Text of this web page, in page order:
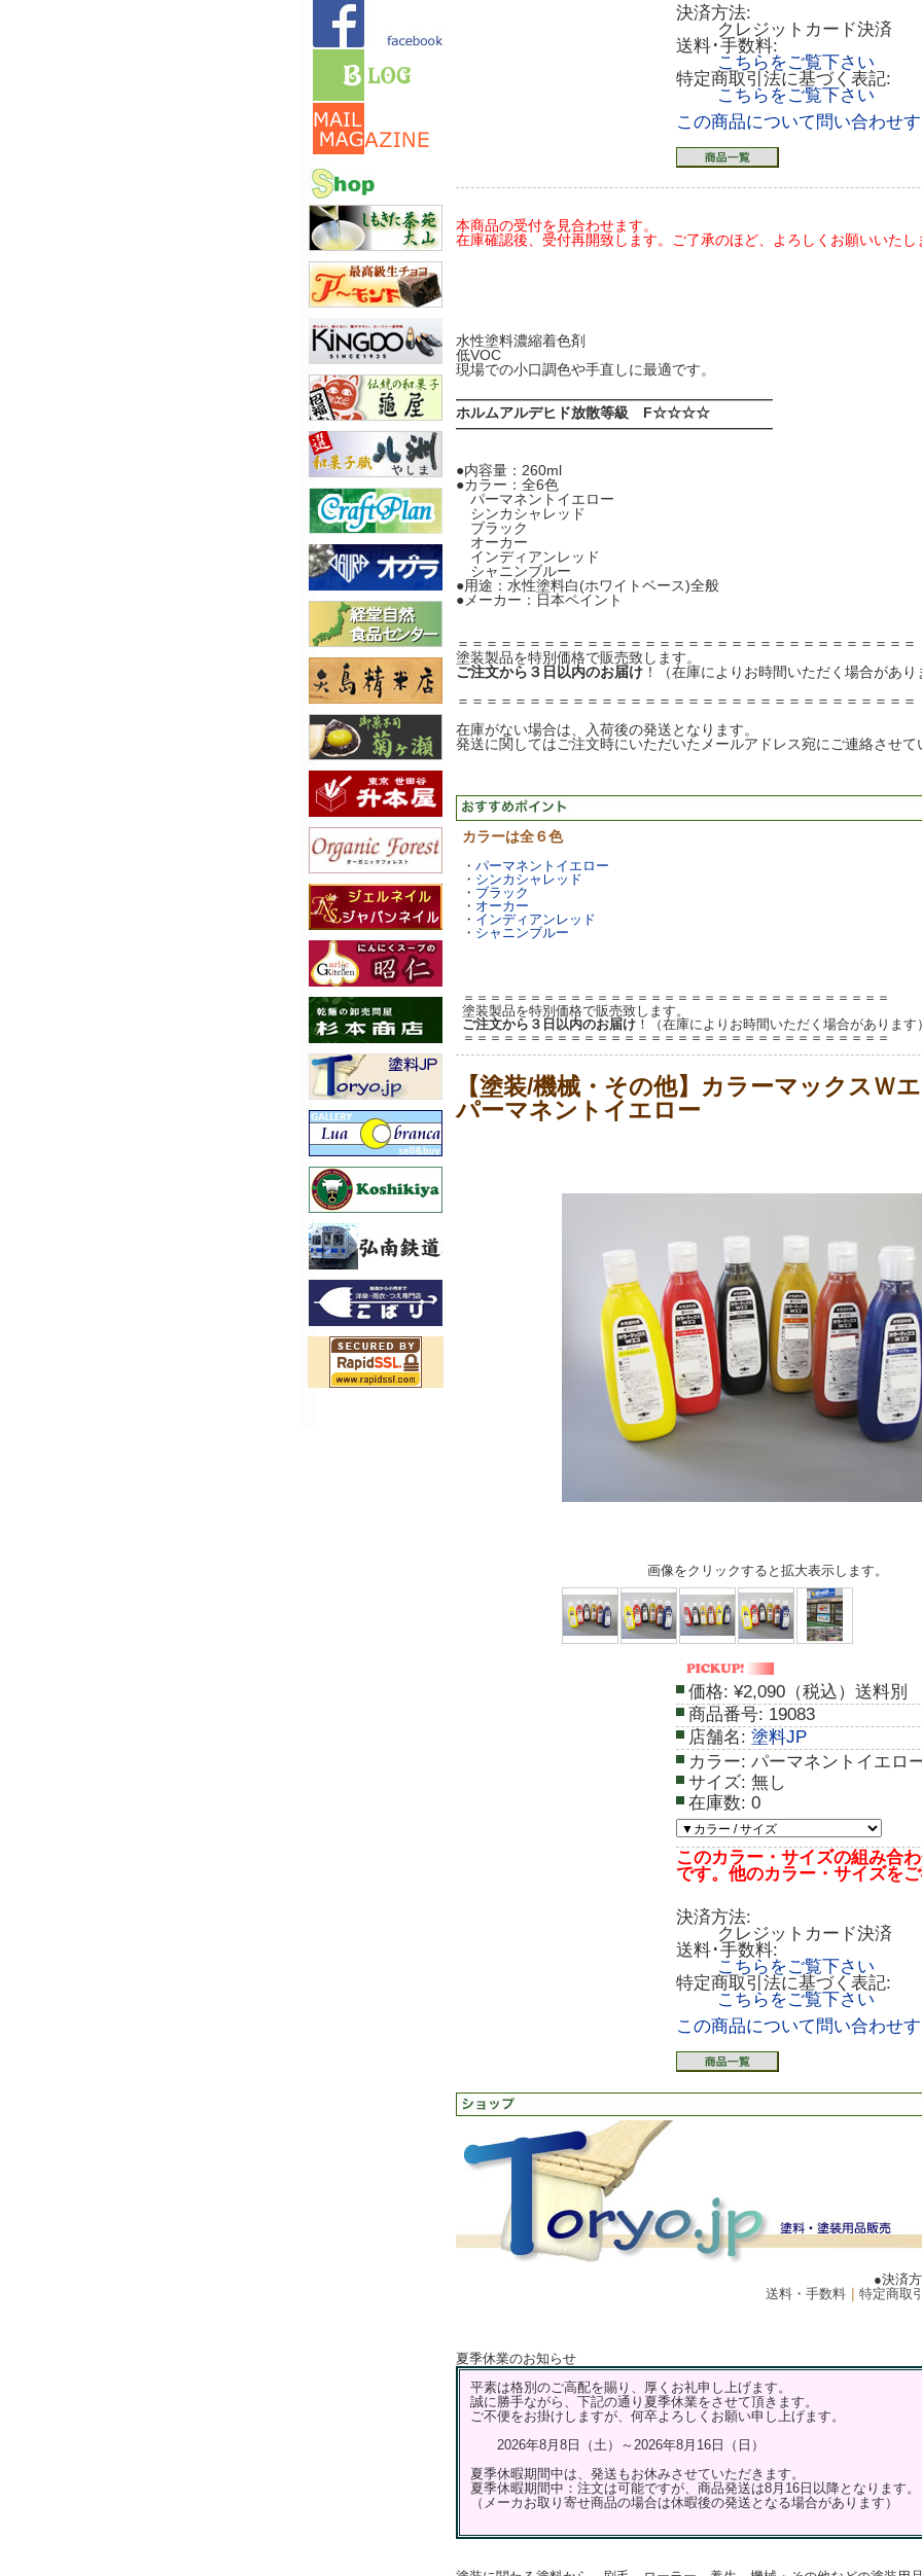
決済方法:
クレジットカード決済
送料･手数料:
こちらをご覧下さい
特定商取引法に基づく表記:
こちらをご覧下さい
この商品について問い合わせ
本商品の受付を見合わせます。
在庫確認後、受付再開致します。ご了承のほど、よろしくお願いいた
水性塗料濃縮着色剤
低VOC
現場での小口調色や手直しに最適です。
――――――――――――――――――――――
ホルムアルデヒド放散等級 F☆☆☆☆
――――――――――――――――――――――
●内容量：260ml
●カラー：全6色
パーマネントイエロー
シンカシャレッド
ブラック
オーカー
インディアンレッド
シャニンブルー
●用途：水性塗料白(ホワイトベース)全般
●メーカー：日本ペイント
＝＝＝＝＝＝＝＝＝＝＝＝＝＝＝＝＝＝＝＝＝＝＝＝＝＝＝＝＝＝＝＝
塗装製品を特別価格で販売致します。
ご注文から３日以内のお届け！（在庫によりお時間いただく場合があり
＝＝＝＝＝＝＝＝＝＝＝＝＝＝＝＝＝＝＝＝＝＝＝＝＝＝＝＝＝＝＝＝
在庫がない場合は、入荷後の発送となります。
発送に関してはご注文時にいただいたメールアドレス宛にご連絡させて
カラーは全６色
・ パーマネントイエロー
・ シンカシャレッド
・ ブラック
・ オーカー
・ インディアンレッド
・ シャニンブルー
＝＝＝＝＝＝＝＝＝＝＝＝＝＝＝＝＝＝＝＝＝＝＝＝＝＝＝＝＝＝＝＝
塗装製品を特別価格で販売致します。
ご注文から３日以内のお届け！（在庫によりお時間いただく場合があります
＝＝＝＝＝＝＝＝＝＝＝＝＝＝＝＝＝＝＝＝＝＝＝＝＝＝＝＝＝＝＝＝
【塗装/機械・その他】カラーマックス
パーマネントイエロー
画像をクリックすると拡大表示します。
価格: ¥2,090（税込）送料別
商品番号: 19083
店舗名: 塗料JP
カラー: パーマネントイエロ
サイズ: 無し
在庫数: 0
このカラー・サイズの組み合
です。他のカラー・サイズを
決済方法:
クレジットカード決済
送料･手数料:
こちらをご覧下さい
特定商取引法に基づく表記:
こちらをご覧下さい
この商品について問い合わせ
●決済
送料・手数料｜ 特定商取
夏季休業のお知らせ
平素は格別のご高配を賜り、厚くお礼申し上げます。
誠に勝手ながら、下記の通り夏季休業をさせて頂きます。
ご不便をお掛けしますが、何卒よろしくお願い申し上げます。
2026年8月8日（土）～2026年8月16日（日）
夏季休暇期間中は、発送もお休みさせていただきます。
夏季休暇期間中：注文は可能ですが、商品発送は8月16日以降となります。
（メーカお取り寄せ商品の場合は休暇後の発送となる場合があります）